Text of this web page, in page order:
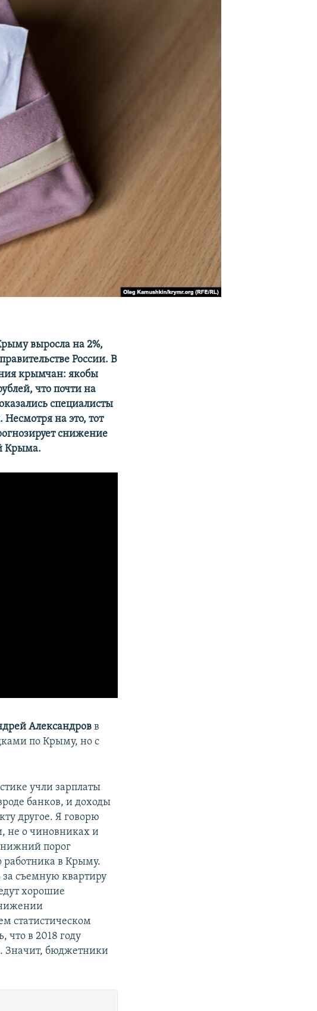
выросла на 2%,
России. В
крымчан: якобы
что почти на
специалисты
на это, тот
снижение
Крыма.
Александров в
по Крыму, но с
учли зарплаты
банков, и доходы
другое. Я говорю
не о чиновниках и
нижний порог
работника в Крыму.
за съемную квартиру
хорошие
статистическом
что в 2018 году
Значит, бюджетники